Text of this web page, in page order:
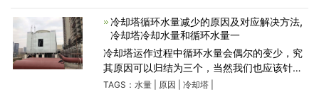
足够。3、冷却
冷却塔循环水量减少的原因及对应解决方法,
冷却塔冷却水量和循环水量一
冷却塔运作过程中循环水量会偶尔的变少，究
其原因可以归结为三个，当然我们也应该针对
这3个原因来进行相应的解决办法。冷却塔运
TAGS： 水量| 原因 冷却塔|